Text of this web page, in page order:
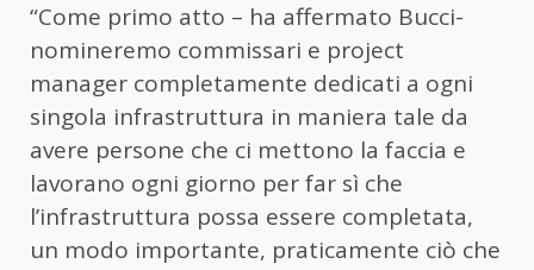
“Come primo atto – ha affermato Bucci-
nomineremo commissari e project
manager completamente dedicati a ogni
singola infrastruttura in maniera tale da
avere persone che ci mettono la faccia e
lavorano ogni giorno per far sì che
l’infrastruttura possa essere completata,
un modo importante, praticamente ciò che